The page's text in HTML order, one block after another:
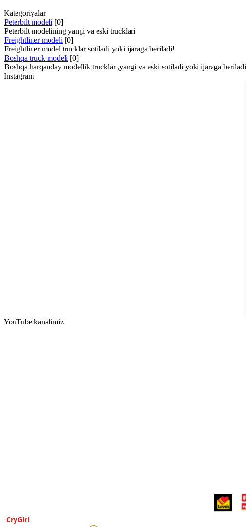
Kategoriyalar
Peterbilt modeli [0]
Peterbilt modelining yangi va eski trucklari
Freightliner modeli [0]
Freightliner model trucklar sotiladi yoki ijaraga beriladi!
Boshqa truck modeli [0]
Boshqa harqanday modellik trucklar ,yangi va eski sotiladi yoki ijaraga beriladi
Instagram
YouTube kanalimiz